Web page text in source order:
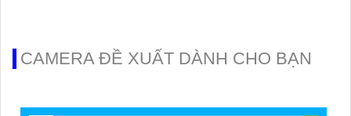
CAMERA ĐỀ XUẤT DÀNH CHO BẠN